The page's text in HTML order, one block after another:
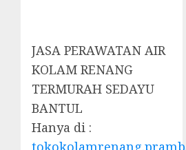
JASA PERAWATAN AIR
KOLAM RENANG
TERMURAH SEDAYU
BANTUL
Hanya di :